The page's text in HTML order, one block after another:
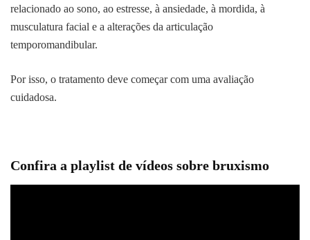
relacionado ao sono, ao estresse, à ansiedade, à mordida, à
musculatura facial e a alterações da articulação
temporomandibular.
Por isso, o tratamento deve começar com uma avaliação
cuidadosa.
Confira a playlist de vídeos sobre bruxismo